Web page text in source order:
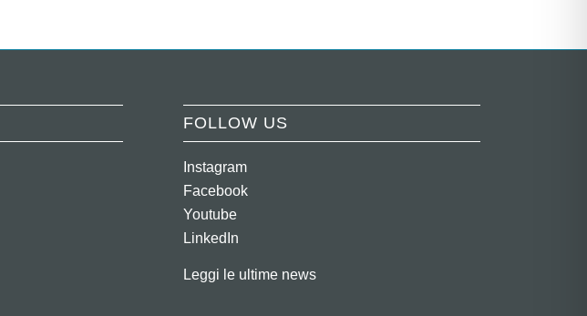
FOLLOW US
Instagram
Facebook
Youtube
LinkedIn
Leggi le ultime news